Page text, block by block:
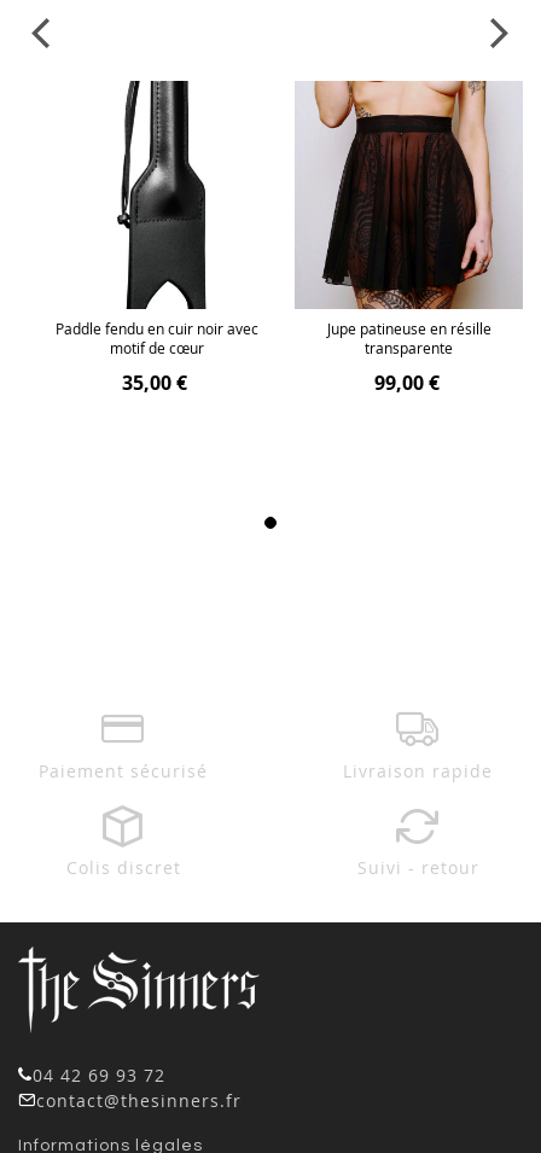
Paddle fendu en cuir noir avec
motif de cœur
35,00 €
Jupe patineuse en résille
transparente
99,00 €
Paiement sécurisé Livraison rapide
Colis discret Suivi - retour
04 42 69 93 72
contact@thesinners.fr
Informations légales